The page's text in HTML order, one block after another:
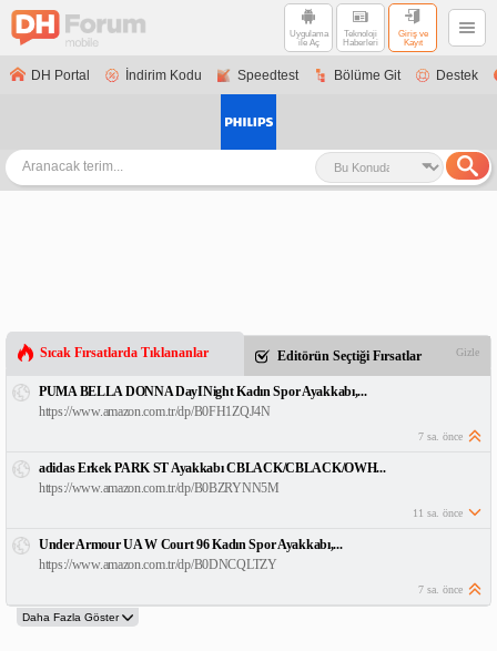
Uygulama
ile Aç
Teknoloji
Haberleri
Giriş ve
Kayıt
DH Portal İndirim Kodu Speedtest Bölüme Git Destek
Sıcak Fırsatlarda Tıklananlar Editörün Seçtiği Fırsatlar Gizle
PUMA BELLA DONNA DayINight Kadın Spor Ayakkabı,...
https://www.amazon.com.tr/dp/B0FH1ZQJ4N
7 sa. önce
adidas Erkek PARK ST Ayakkabı CBLACK/CBLACK/OWH...
https://www.amazon.com.tr/dp/B0BZRYNN5M
11 sa. önce
Under Armour UA W Court 96 Kadın Spor Ayakkabı,...
https://www.amazon.com.tr/dp/B0DNCQLTZY
7 sa. önce